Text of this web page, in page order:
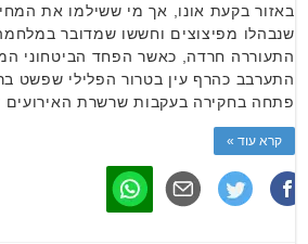
באזור בקעת אונו, אך מי ששילמו את
שנבהלו מפיצוצים וחששו שמדובר
התעוררה חרדה, כאשר הפחד הביטחוני
התערבב כהרף עין בטרור הפלילי שפשט
פתחה בחקירה בעקבות שרשרת
קרא עוד »